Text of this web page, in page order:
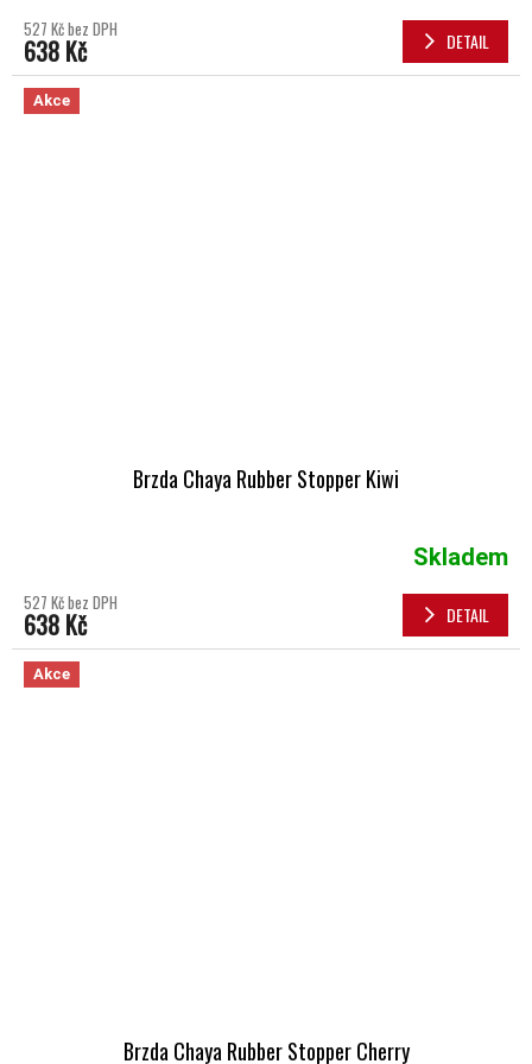
527 Kč bez DPH
638 Kč DETAIL
Akce
Brzda Chaya Rubber Stopper Kiwi
Skladem
527 Kč bez DPH
638 Kč DETAIL
Akce
Brzda Chaya Rubber Stopper Cherry